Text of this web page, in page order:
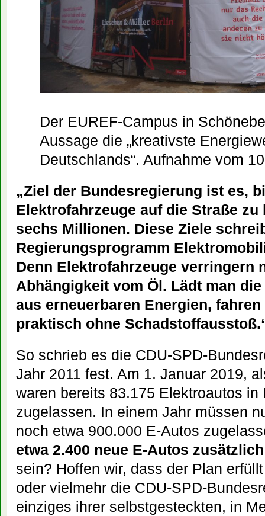
Der EUREF-Campus in
Aussage die „kreativste
Deutschlands“. Aufnahme vom
„Ziel der Bundesregierung ist es,
Elektrofahrzeuge auf die Straße zu
sechs Millionen. Diese Ziele
Regierungsprogramm
Denn Elektrofahrzeuge verringern
Abhängigkeit vom Öl. Lädt man
aus erneuerbaren Energien,
praktisch ohne
So schrieb es die CDU-SPD-
Jahr 2011 fest. Am 1. Januar 2019,
waren bereits 83.175 Elektroautos in
zugelassen. In einem Jahr müssen
noch etwa 900.000 E-Autos
etwa 2.400 neue E-Autos zusätzlich
sein? Hoffen wir, dass der Plan
oder vielmehr die CDU-SPD-
einziges ihrer selbstgesteckten, in